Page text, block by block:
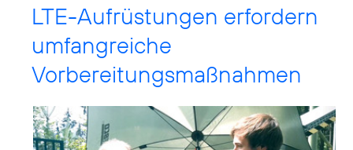
LTE-Aufrüstungen erfordern
umfangreiche
Vorbereitungsmaßnahmen